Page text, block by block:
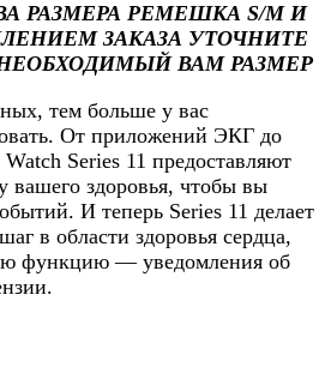
РАЗМЕРА РЕМЕШКА S/M И
ЗАКАЗА УТОЧНИТЕ
ВАМ РАЗМЕР
тем больше у вас
От приложений ЭКГ до
Series 11 предоставляют
вашего здоровья, чтобы вы
И теперь Series 11 делает
в области здоровья сердца,
функцию — уведомления об